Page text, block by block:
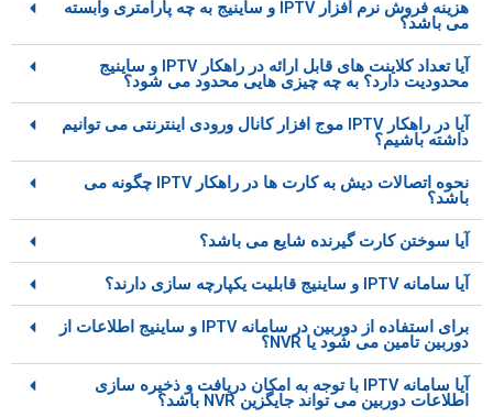
هزینه فروش نرم افزار IPTV و ساینیج به چه پارامتری وابسته
می باشد؟
آیا تعداد کلاینت های قابل ارائه در راهکار IPTV و ساینیج
محدودیت دارد؟ به چه چیزی هایی محدود می شود؟
آیا در راهکار IPTV موج افزار کانال ورودی اینترنتی می توانیم
داشته باشیم؟
نحوه اتصالات دیش به کارت ها در راهکار IPTV چگونه می
باشد؟
آیا سوختن کارت گیرنده شایع می باشد؟
آیا سامانه IPTV و ساینیج قابلیت یکپارچه سازی دارند؟
برای استفاده از دوربین در سامانه IPTV و ساینیج اطلاعات از
دوربین تامین می شود یا NVR؟
آیا سامانه IPTV با توجه به امکان دریافت و ذخیره سازی
اطلاعات دوربین می تواند جایگزین NVR باشد؟